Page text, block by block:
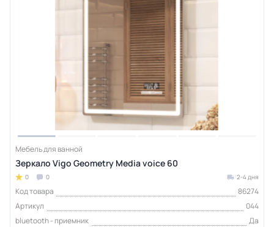
Мебель для ванной
Зеркало Vigo Geometry Media voice 60
0 0 2-4 дня
Код товара
86274
Артикул
044
bluetooth - приемник
Да